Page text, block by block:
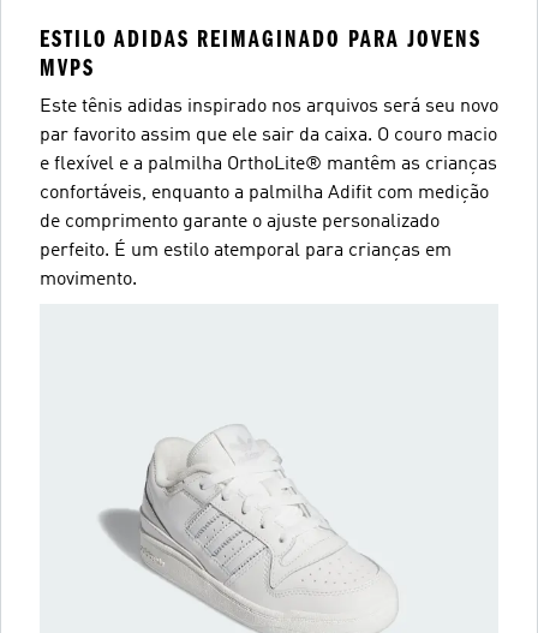
ESTILO ADIDAS REIMAGINADO PARA JOVENS
MVPS
Este tênis adidas inspirado nos arquivos será seu novo
par favorito assim que ele sair da caixa. O couro macio
e flexível e a palmilha OrthoLite® mantêm as crianças
confortáveis, enquanto a palmilha Adifit com medição
de comprimento garante o ajuste personalizado
perfeito. É um estilo atemporal para crianças em
movimento.